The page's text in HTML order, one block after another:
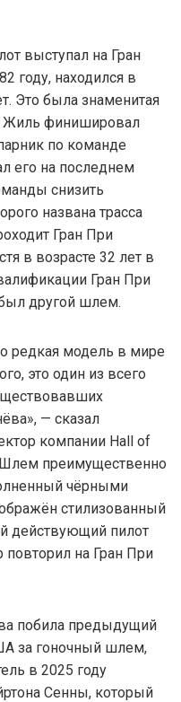
выступал на Гран
году, находился в
Это была знаменитая
Жиль финишировал
по команде
его на последнем
снизить
названа трасса
Гран При
в возрасте 32 лет в
Гран При
другой шлем.
редкая модель в мире
это один из всего
— сказал
компании Hall of
преимущественно
чёрными
стилизованный
действующий пилот
на Гран При
побила предыдущий
за гоночный шлем,
в 2025 году
Сенны, который